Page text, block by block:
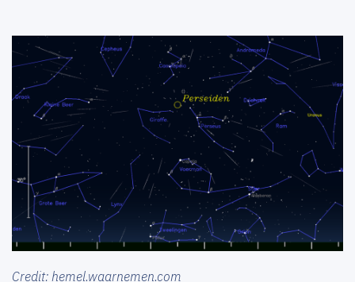
Credit: hemel.waarnemen.com